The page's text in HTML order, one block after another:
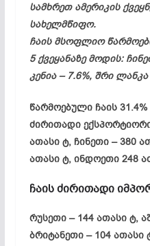
სამხრეთ ამერიკის
სახელმწიფო.
ჩაის მსოფლიო
5 ქვეყანაზე მოდის:
კენია – 7.6%, შრი
წარმოებული ჩაის
ძირითადი ექსპორტიორი
ათასი ტ, ჩინეთი – 380
ათასი ტ, ინდოეთი 248
ჩაის ძირითადი
რუსეთი – 144 ათასი ტ,
ბრიტანეთი – 104 ათასი